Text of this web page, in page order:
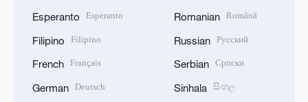
Esperanto Esperanto
Filipino Filipino
French Français
German Deutsch
Romanian Română
Russian Русский
Serbian Српски
Sinhala සිංහල